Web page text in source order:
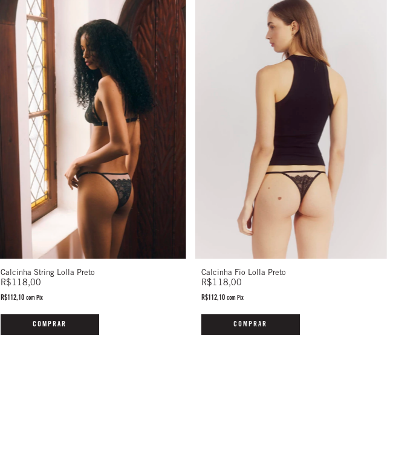
Calcinha String Lolla Preto
R$118,00
R$112,10 com Pix
COMPRAR
Calcinha Fio Lolla Preto
R$118,00
R$112,10 com Pix
COMPRAR